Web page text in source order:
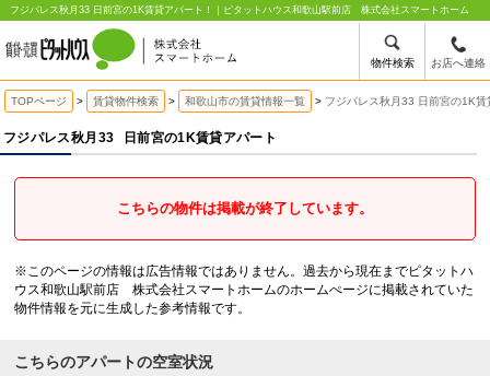
物件検索 お店へ連絡
フジパレス秋月33 日前宮の1K賃貸アパート！｜ピタットハウス和歌山駅前店 株式会社スマートホーム
TOPページ 賃貸物件検索 和歌山市の賃貸情報一覧 フジパレス秋月33 日前宮の1K賃
フジパレス秋月33 日前宮の1K賃貸アパート
こちらの物件は掲載が終了しています。
※このページの情報は広告情報ではありません。過去から現在までピタットハ
ウス和歌山駅前店 株式会社スマートホームのホームぺージに掲載されていた
物件情報を元に生成した参考情報です。
こちらのアパートの空室状況